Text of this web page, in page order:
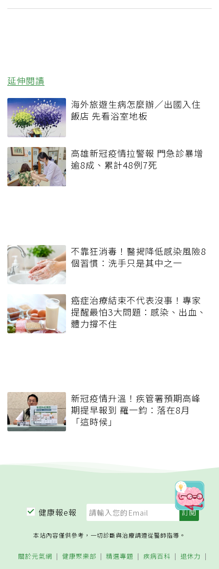
延伸閱讀
海外旅遊生病怎麼辦／出國入住
飯店 先看浴室地板
高雄新冠疫情拉警報 門急診暴增
逾8成、累計48例7死
不靠狂消毒！醫揭降低感染風險8
個習慣：洗手只是其中之一
癌症治療結束不代表沒事！專家
提醒最怕3大問題：感染、出血、
體力撐不住
新冠疫情升溫！疾管署預期高峰
期提早報到 羅一鈞：落在8月
「這時候」
健康報e報
本站內容僅供參考，一切診斷與治療請遵從醫師指導。
關於元氣網 健康聚樂部 精選專題 疾病百科
退休力